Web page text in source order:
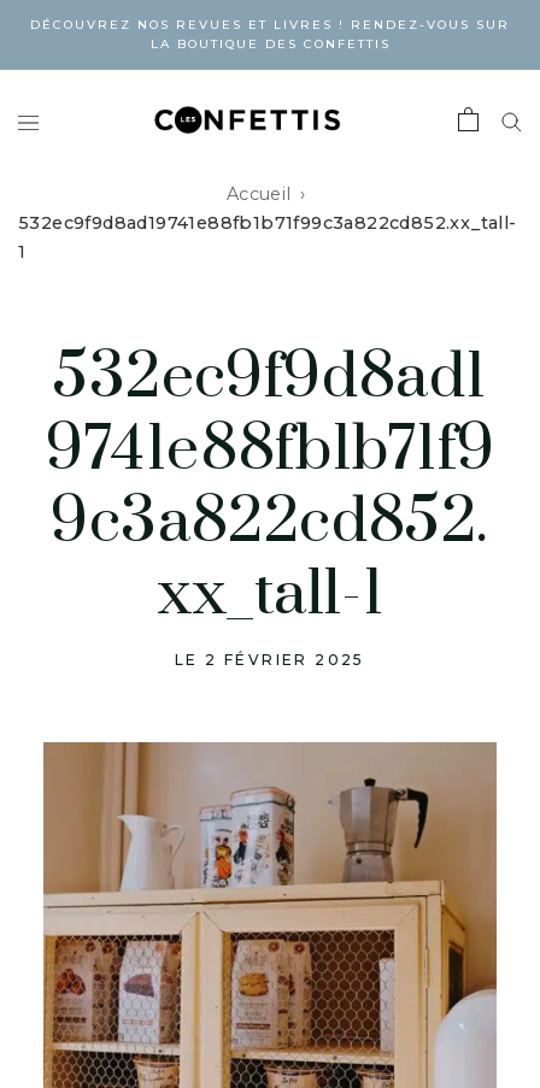
DÉCOUVREZ NOS REVUES ET LIVRES ! RENDEZ-VOUS SUR
LA BOUTIQUE DES CONFETTIS
Accueil
532ec9f9d8ad19741e88fb1b71f99c3a822cd852.xx_tall-
1
532ec9f9d8ad1
9741e88fb1b71f9
9c3a822cd852.
xx_tall-1
LE 2 FÉVRIER 2025